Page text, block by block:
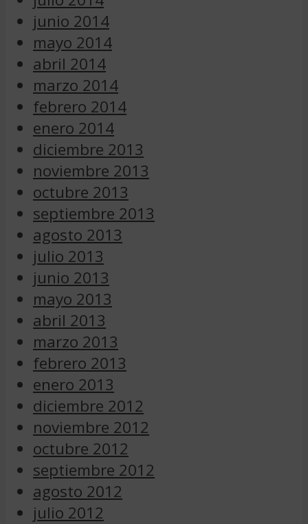
junio 2014
mayo 2014
abril 2014
marzo 2014
febrero 2014
enero 2014
diciembre 2013
noviembre 2013
octubre 2013
septiembre 2013
agosto 2013
julio 2013
junio 2013
mayo 2013
abril 2013
marzo 2013
febrero 2013
enero 2013
diciembre 2012
noviembre 2012
octubre 2012
septiembre 2012
agosto 2012
julio 2012